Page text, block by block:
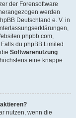
der Forensoftware
werden
Deutschland e. V. in
phpbb.com,
du phpBB Limited
Softwarenutzung
eine knappe
nutzen, wenn die